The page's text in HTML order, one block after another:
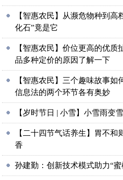
【智惠农民】从濒危物种到高
化石”竟是它
【智惠农民】价位更高的优
品多种定价的原因了解一下
【智惠农民】三个趣味故事如
信息法的两个环节各有奥妙
【岁时节日 | 小雪】小雪雨变雪
【二十四节气话养生】胃不
香
孙建勤：创新技术模式助力“蜜